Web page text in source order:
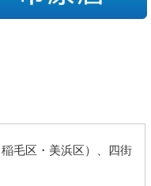
毛区・美浜区）、四街